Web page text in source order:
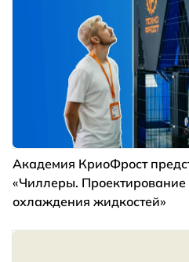
Академия КриоФрост
«Чиллеры. Проектирование
охлаждения жидкостей»